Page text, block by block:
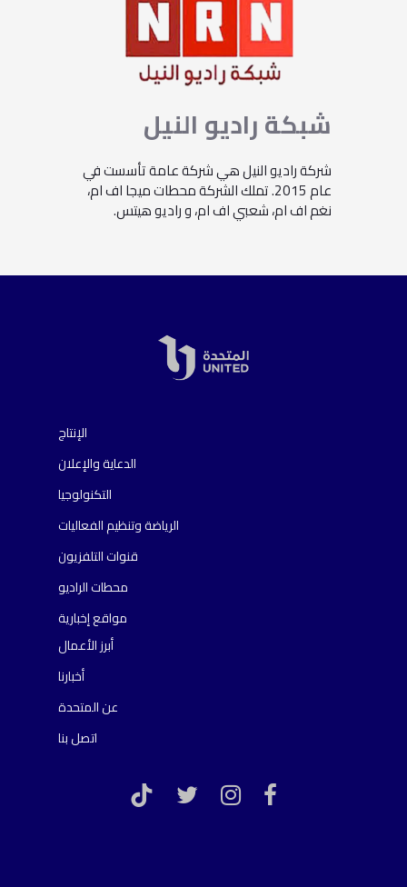
شبكةراديوالنيل
شركة راديو النيل هي شركة عامة تأسست في
عام 2015. تملك الشركة محطات ميجا اف ام،
نغم اف ام، شعبي اف ام، و راديو هيتس.
الإنتاج
الدعاية والإعلان
التكنولوجيا
الرياضة وتنظيم الفعاليات
قنوات التلفزيون
محطات الراديو
مواقع إخبارية
أبرز الأعمال
أخبارنا
عن المتحدة
اتصل بنا
facebook
instagram
twitter
TikTok